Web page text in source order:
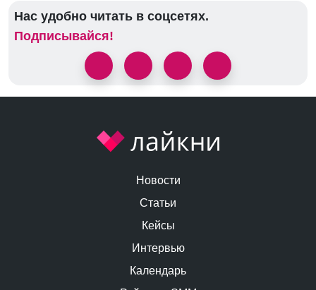
Нас удобно читать в соцсетях.
Подписывайся!
Новости
Статьи
Кейсы
Интервью
Календарь